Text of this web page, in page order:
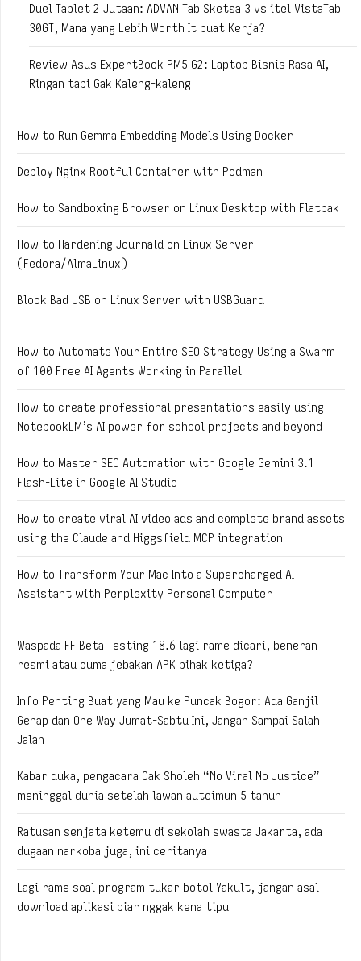
Duel Tablet 2 Jutaan: ADVAN Tab Sketsa 3 vs itel VistaTab
30GT, Mana yang Lebih Worth It buat Kerja?
Review Asus ExpertBook PM5 G2: Laptop Bisnis Rasa AI,
Ringan tapi Gak Kaleng-kaleng
How to Run Gemma Embedding Models Using Docker
Deploy Nginx Rootful Container with Podman
How to Sandboxing Browser on Linux Desktop with Flatpak
How to Hardening Journald on Linux Server
(Fedora/AlmaLinux)
Block Bad USB on Linux Server with USBGuard
How to Automate Your Entire SEO Strategy Using a Swarm
of 100 Free AI Agents Working in Parallel
How to create professional presentations easily using
NotebookLM’s AI power for school projects and beyond
How to Master SEO Automation with Google Gemini 3.1
Flash-Lite in Google AI Studio
How to create viral AI video ads and complete brand assets
using the Claude and Higgsfield MCP integration
How to Transform Your Mac Into a Supercharged AI
Assistant with Perplexity Personal Computer
Waspada FF Beta Testing 18.6 lagi rame dicari, beneran
resmi atau cuma jebakan APK pihak ketiga?
Info Penting Buat yang Mau ke Puncak Bogor: Ada Ganjil
Genap dan One Way Jumat-Sabtu Ini, Jangan Sampai Salah
Jalan
Kabar duka, pengacara Cak Sholeh “No Viral No Justice”
meninggal dunia setelah lawan autoimun 5 tahun
Ratusan senjata ketemu di sekolah swasta Jakarta, ada
dugaan narkoba juga, ini ceritanya
Lagi rame soal program tukar botol Yakult, jangan asal
download aplikasi biar nggak kena tipu